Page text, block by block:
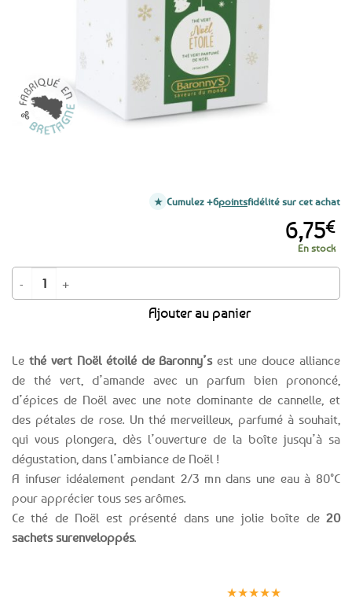
Le thé vert Noël étoilé de Baronny’sest une douce alliance
de thé vert, d’amande avec un parfum bien prononcé,
d’épices de Noël avec une note dominante de cannelle, et
des pétales de rose. Un thé merveilleux, parfumé à souhait,
qui vous plongera, dès l’ouverture de la boîte jusqu’à sa
dégustation, dans l’ambiance de Noël !
A infuser idéalement pendant 2/3 mn dans une eau à 80°C
pour apprécier tous ses arômes.
Ce thé de Noël est présenté dans une jolie boîte de20
sachets surenveloppés.
6,75€
En stock
quantité de Thé vert Noël Étoilé Baronny's – 20 sachets
Ajouter au panier
Cumulez +6pointsfidélité sur cet achat
★★★★★